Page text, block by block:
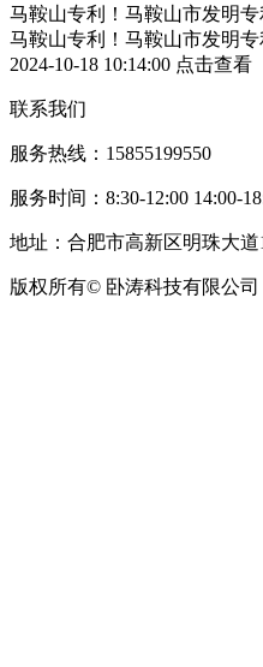
马鞍山专利！马鞍山市发明
马鞍山专利！马鞍山市发明
2024-10-18 10:14:00 点击查看
联系我们
服务热线：15855199550
服务时间：8:30-12:00 14:00-
地址：合肥市高新区明珠大道
版权所有© 卧涛科技有限公司